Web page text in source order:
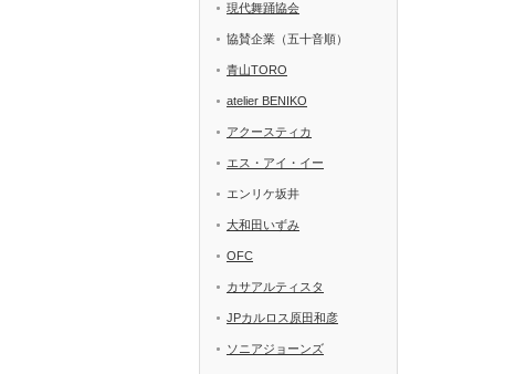
現代舞踊協会
協賛企業（五十音順）
青山TORO
atelier BENIKO
アクースティカ
エス・アイ・イー
エンリケ坂井
大和田いずみ
OFC
カサアルティスタ
JPカルロス原田和彦
ソニアジョーンズ